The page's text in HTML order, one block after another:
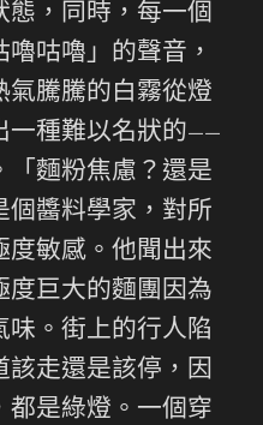
態，同時，每一個
咕嚕」的聲音，
氣騰騰的白霧從燈
一種難以名狀的——
「麵粉焦慮？還是
個醬料學家，對所
度敏感。他聞出來
度巨大的麵團因為
味。街上的行人陷
該走還是該停，因
都是綠燈。一個穿